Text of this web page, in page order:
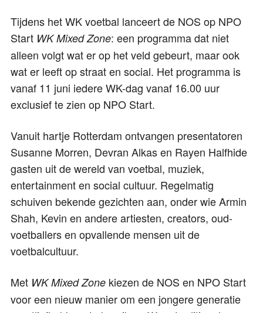
Tijdens het WK voetbal lanceert de NOS op NPO
Start WK Mixed Zone: een programma dat niet
alleen volgt wat er op het veld gebeurt, maar ook
wat er leeft op straat en social. Het programma is
vanaf 11 juni iedere WK-dag vanaf 16.00 uur
exclusief te zien op NPO Start.
Vanuit hartje Rotterdam ontvangen presentatoren
Susanne Morren, Devran Alkas en Rayen Halfhide
gasten uit de wereld van voetbal, muziek,
entertainment en social cultuur. Regelmatig
schuiven bekende gezichten aan, onder wie Armin
Shah, Kevin en andere artiesten, creators, oud-
voetballers en opvallende mensen uit de
voetbalcultuur.
Met WK Mixed Zone kiezen de NOS en NPO Start
voor een nieuw manier om een jongere generatie